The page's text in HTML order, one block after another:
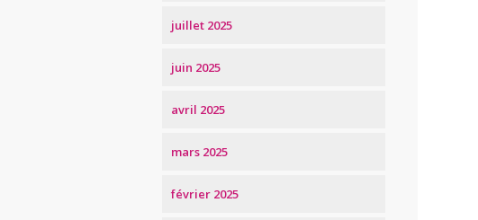
juillet 2025
juin 2025
avril 2025
mars 2025
février 2025